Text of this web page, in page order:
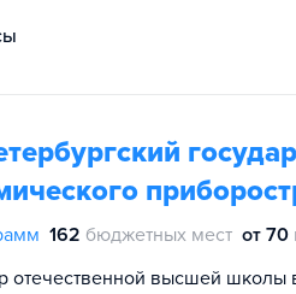
162 бюджетных мест от 70
высшей школы